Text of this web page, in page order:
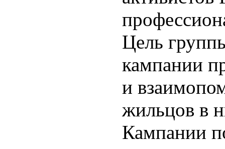
Цель
кампании
и
жильцов в
Кампании